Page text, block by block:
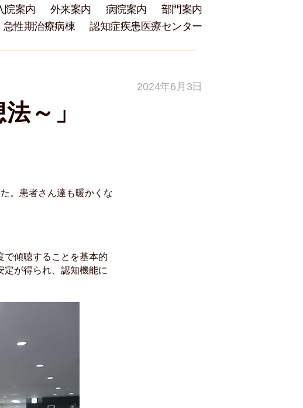
院案内 外来案内 病院案内
部門案内
急性期治療病棟 認知症疾患医療センター
2024年6月3日
～」
。患者さん達も暖かくな
で傾聴することを基本的
が得られ、認知機能に